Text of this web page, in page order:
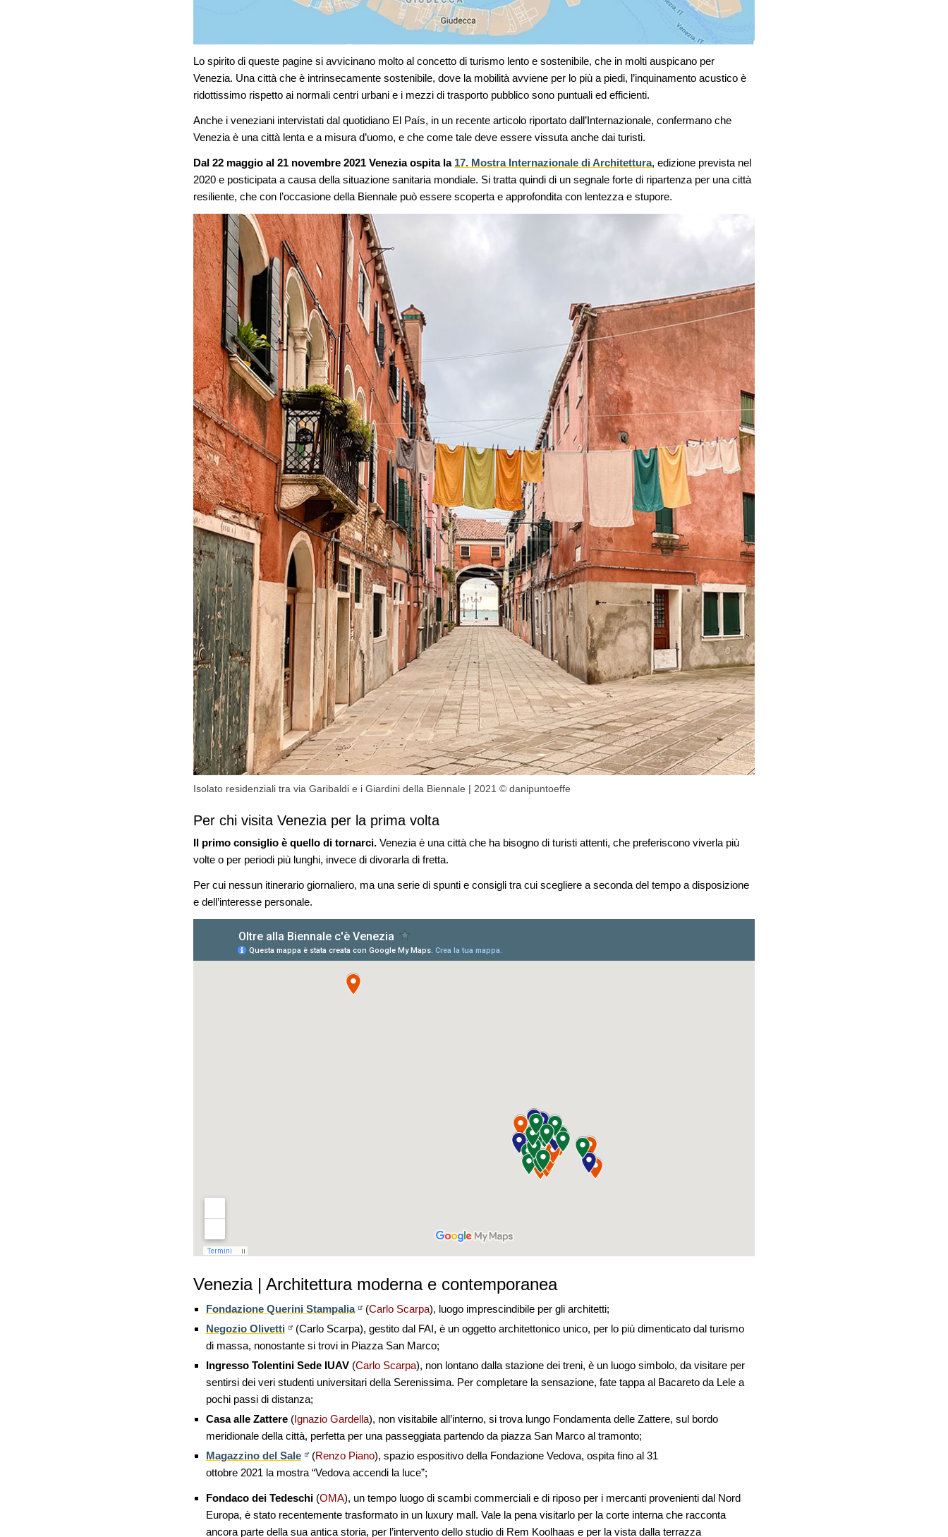
Lo spirito di queste pagine si avvicinano molto al concetto di turismo lento e sostenibile, che in molti auspicano per
Venezia. Una città che è intrinsecamente sostenibile, dove la mobilità avviene per lo più a piedi, l’inquinamento acustico è
ridottissimo rispetto ai normali centri urbani e i mezzi di trasporto pubblico sono puntuali ed efficienti.
Anche i veneziani intervistati dal quotidiano El País, in un recente articolo riportato dall’Internazionale, confermano che
Venezia è una città lenta e a misura d’uomo, e che come tale deve essere vissuta anche dai turisti.
Dal 22 maggio al 21 novembre 2021 Venezia ospita la 17. Mostra Internazionale di Architettura, edizione prevista nel
2020 e posticipata a causa della situazione sanitaria mondiale. Si tratta quindi di un segnale forte di ripartenza per una città
resiliente, che con l’occasione della Biennale può essere scoperta e approfondita con lentezza e stupore.
Isolato residenziali tra via Garibaldi e i Giardini della Biennale | 2021 © danipuntoeffe
Per chi visita Venezia per la prima volta
Il primo consiglio è quello di tornarci. Venezia è una città che ha bisogno di turisti attenti, che preferiscono viverla più
volte o per periodi più lunghi, invece di divorarla di fretta.
Per cui nessun itinerario giornaliero, ma una serie di spunti e consigli tra cui scegliere a seconda del tempo a disposizione
e dell’interesse personale.
Venezia | Architettura moderna e contemporanea
Fondazione Querini Stampalia (Carlo Scarpa), luogo imprescindibile per gli architetti;
Negozio Olivetti
(Carlo Scarpa), gestito dal FAI, è un oggetto architettonico unico, per lo più dimenticato dal turismo
di massa, nonostante si trovi in Piazza San Marco;
Ingresso Tolentini Sede IUAV(Carlo Scarpa), non lontano dalla stazione dei treni, è un luogo simbolo, da visitare per
sentirsi dei veri studenti universitari della Serenissima. Per completare la sensazione, fate tappa al Bacareto da Lele a
pochi passi di distanza;
Casa alle Zattere(Ignazio Gardella), non visitabile all’interno, si trova lungo Fondamenta delle Zattere, sul bordo
meridionale della città, perfetta per una passeggiata partendo da piazza San Marco al tramonto;
Magazzino del Sale
(Renzo Piano), spazio espositivo della Fondazione Vedova, ospita fino al 31
ottobre 2021 la mostra “Vedova accendi la luce”;
Fondaco dei Tedeschi(OMA), un tempo luogo di scambi commerciali e di riposo per i mercanti provenienti dal Nord
Europa, è stato recentemente trasformato in un luxury mall. Vale la pena visitarlo per la corte interna che racconta
ancora parte della sua antica storia, per l’intervento dello studio di Rem Koolhaas e per la vista dalla terrazza